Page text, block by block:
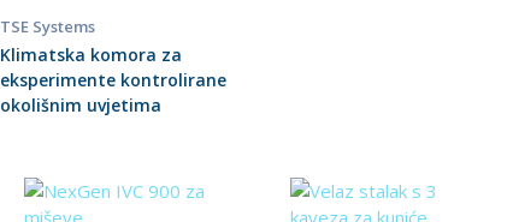
TSE Systems
Klimatska komora za
eksperimente kontrolirane
okolišnim uvjetima